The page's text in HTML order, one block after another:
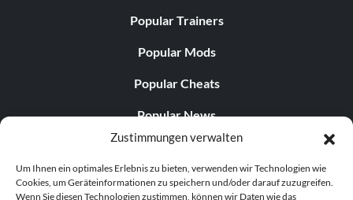
Zustimmungen verwalten
Um Ihnen ein optimales Erlebnis zu bieten, verwenden wir Technologien wie
Cookies, um Geräteinformationen zu speichern und/oder darauf zuzugreifen.
Wenn Sie diesen Technologien zustimmen, können wir Daten wie das
Popular Trainers
Popular Mods
Popular Cheats
Popular News
Popular Editorials
Popular Free Games